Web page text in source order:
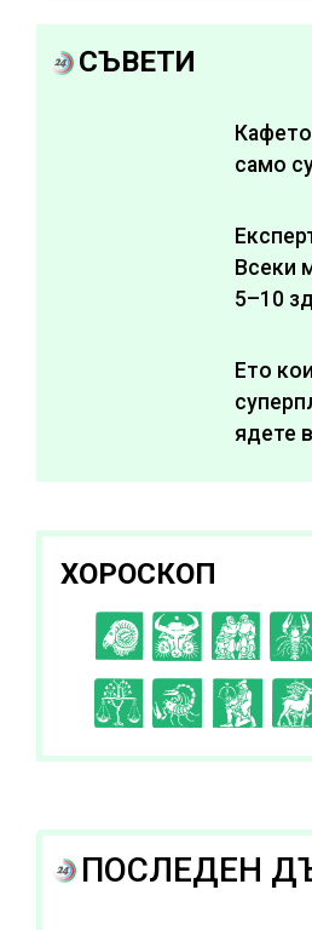
СЪВЕТИ
само
Всеки
5–10
Ето
ядете
за да
ХОРОСКОП
C D E
I J K
ПОСЛЕДЕН